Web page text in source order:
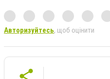
Авторизуйтесь, щоб оцінити